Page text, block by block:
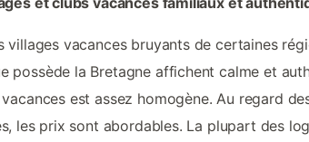
villages vacances bruyants de certaines
possède la Bretagne affichent calme et
est assez homogène. Au regard
les prix sont abordables. La plupart des